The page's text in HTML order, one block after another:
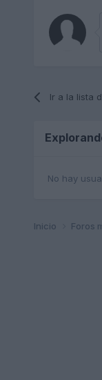
Ir a la lista
No hay
Inicio Foros